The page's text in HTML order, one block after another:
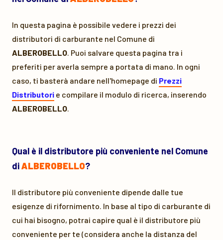
In questa pagina è possibile vedere i prezzi dei
distributori di carburante nel Comune di
ALBEROBELLO. Puoi salvare questa pagina tra i
preferiti per averla sempre a portata di mano. In ogni
caso, ti basterà andare nell'homepage di Prezzi
Distributori e compilare il modulo di ricerca, inserendo
ALBEROBELLO.
Qual è il distributore più conveniente nel Comune
diALBEROBELLO?
Il distributore più conveniente dipende dalle tue
esigenze di rifornimento. In base al tipo di carburante di
cui hai bisogno, potrai capire qual è il distributore più
conveniente per te (considera anche la distanza del